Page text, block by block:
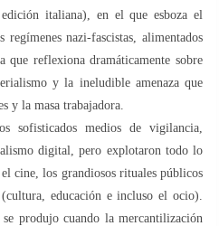
italiana), en el que esboza el
nazi-fascistas, alimentados
reflexiona dramáticamente sobre
y la ineludible amenaza que
y la masa trabajadora.
sofisticados medios de vigilancia,
digital, pero explotaron todo lo
cine, los grandiosos rituales públicos
educación e incluso el ocio).
produjo cuando la mercantilización